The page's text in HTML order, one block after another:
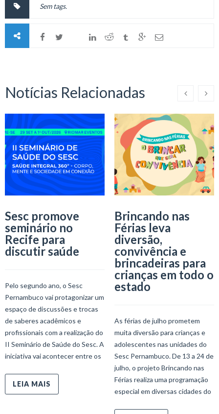
Sem tags.
Notícias Relacionadas
Sesc promove
seminário no
Recife para
discutir saúde
Pelo segundo ano, o Sesc
Pernambuco vai protagonizar um
espaço de discussões e trocas
de saberes acadêmicos e
profissionais com a realização do
II Seminário de Saúde do Sesc. A
iniciativa vai acontecer entre os
LEIA MAIS
Brincando nas
Férias leva
diversão,
convivência e
brincadeiras para
crianças em todo o
estado
As férias de julho prometem
muita diversão para crianças e
adolescentes nas unidades do
Sesc Pernambuco. De 13 a 24 de
julho, o projeto Brincando nas
Férias realiza uma programação
especial em diversas cidades do